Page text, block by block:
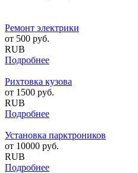
Ремонт электрики
от 500 руб.
RUB
Подробнее
Рихтовка кузова
от 1500 руб.
RUB
Подробнее
Установка парктроников
от 10000 руб.
RUB
Подробнее